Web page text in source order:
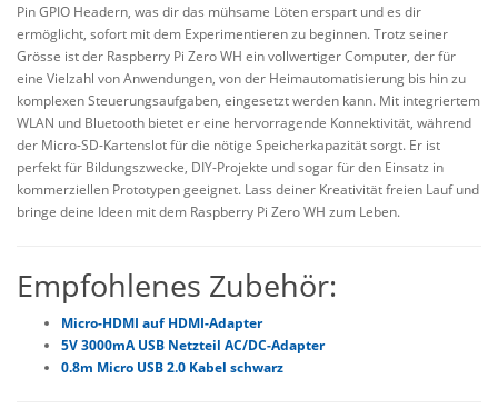
Pin GPIO Headern, was dir das mühsame Löten erspart und es dir
ermöglicht, sofort mit dem Experimentieren zu beginnen. Trotz seiner
Grösse ist der Raspberry Pi Zero WH ein vollwertiger Computer, der für
eine Vielzahl von Anwendungen, von der Heimautomatisierung bis hin zu
komplexen Steuerungsaufgaben, eingesetzt werden kann. Mit integriertem
WLAN und Bluetooth bietet er eine hervorragende Konnektivität, während
der Micro-SD-Kartenslot für die nötige Speicherkapazität sorgt. Er ist
perfekt für Bildungszwecke, DIY-Projekte und sogar für den Einsatz in
kommerziellen Prototypen geeignet. Lass deiner Kreativität freien Lauf und
bringe deine Ideen mit dem Raspberry Pi Zero WH zum Leben.
Empfohlenes Zubehör:
Micro-HDMI auf HDMI-Adapter
5V 3000mA USB Netzteil AC/DC-Adapter
0.8m Micro USB 2.0 Kabel schwarz